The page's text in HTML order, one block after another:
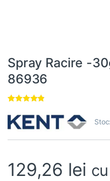
Spray Racire -
86936
4.67din 5
pe baza a
evaluări de
129,26 lei